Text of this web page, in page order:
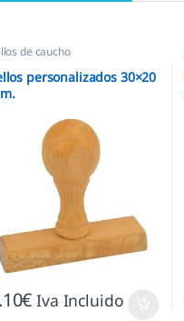
de caucho
personalizados 30×20
€ Iva Incluido